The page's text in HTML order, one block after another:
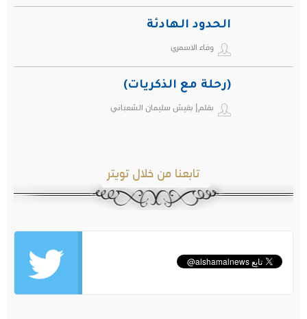
الحدود الهادئة
وفاء الاسمري
(رحلة مع الذكريات)
بقلم| بقيش سليمان الشعباني
تابعنا من خلال تويتر